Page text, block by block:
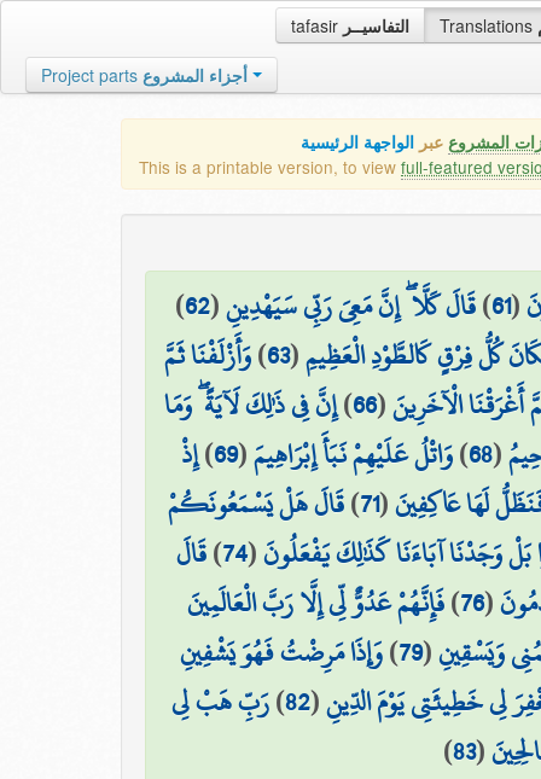
tafasir التفاسيــر Translations
Project parts أجزاء المشروع
المشروع عبر الواجهة الرئيسية
This is a printable version, to view full-featured
(
61
)قَالَ كَلَّا ۖ إِنَّ مَعِيَ رَبِّي سَيَهْدِينِ(
62
)
كُلُّ فِرْقٍ كَالطَّوْدِ الْعَظِيمِ(
63
)وَأَزْلَفْنَا ثَمَّ
أَغْرَقْنَا الْآخَرِينَ(
66
)إِنَّ فِي ذَٰلِكَ لَآيَةً ۖ وَمَا
(
68
)وَاتْلُ عَلَيْهِمْ نَبَأَ إِبْرَاهِيمَ(
69
)إِذْ
لَهَا عَاكِفِينَ(
71
)قَالَ هَلْ يَسْمَعُونَكُمْ
بَلْ وَجَدْنَا آبَاءَنَا كَذَٰلِكَ يَفْعَلُونَ(
74
)قَالَ
(
76
)فَإِنَّهُمْ عَدُوٌّ لِّي إِلَّا رَبَّ الْعَالَمِينَ
وَيَسْقِينِ(
79
)وَإِذَا مَرِضْتُ فَهُوَ يَشْفِينِ
لِي خَطِيئَتِي يَوْمَ الدِّينِ(
82
)رَبِّ هَبْ لِي
(
83
)